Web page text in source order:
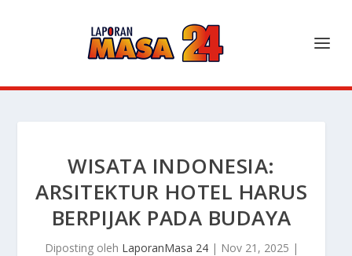
WISATA INDONESIA:
ARSITEKTUR HOTEL HARUS
BERPIJAK PADA BUDAYA
Diposting oleh LaporanMasa 24| Nov 21, 2025 |